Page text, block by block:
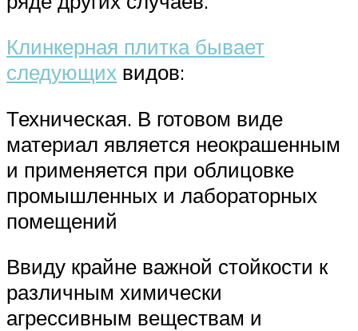
Клинкерная плитка бывает
следующих видов:
Техническая. В готовом виде
материал является неокрашенным
и применяется при облицовке
промышленных и лабораторных
помещений
Ввиду крайне важной стойкости к
различным химически
агрессивным веществам и